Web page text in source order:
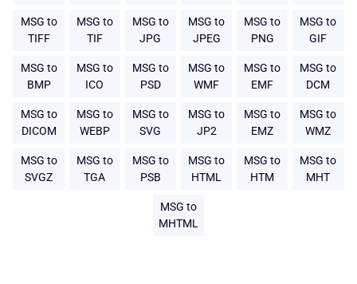
MSG to
TIFF
MSG to
TIF
MSG to
JPG
MSG to
JPEG
MSG to
PNG
MSG to
GIF
MSG to
BMP
MSG to
ICO
MSG to
PSD
MSG to
WMF
MSG to
EMF
MSG to
DCM
MSG to
DICOM
MSG to
WEBP
MSG to
SVG
MSG to
JP2
MSG to
EMZ
MSG to
WMZ
MSG to
SVGZ
MSG to
TGA
MSG to
PSB
MSG to
HTML
MSG to
HTM
MSG to
MHT
MSG to
MHTML